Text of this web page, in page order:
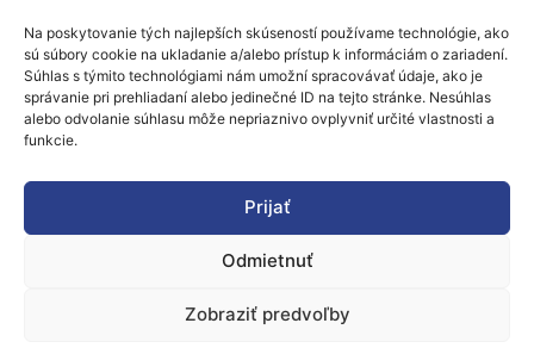
Na poskytovanie tých najlepších skúseností používame technológie, ako
sú súbory cookie na ukladanie a/alebo prístup k informáciám o zariadení.
Súhlas s týmito technológiami nám umožní spracovávať údaje, ako je
správanie pri prehliadaní alebo jedinečné ID na tejto stránke. Nesúhlas
alebo odvolanie súhlasu môže nepriaznivo ovplyvniť určité vlastnosti a
funkcie.
Prijať
Odmietnuť
Zobraziť predvoľby
0
2
2
HORIZ
ON-
D3-02-
Digital solutions for defining
synergies in international
RI
A
9
2
7
/